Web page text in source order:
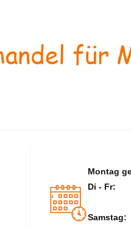
für
Montag
Di - Fr:
Samstag: